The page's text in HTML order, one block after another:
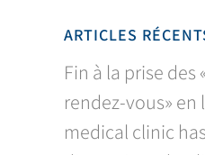
ARTICLES
Fin à la prise des
rendez-vous»
medical clinic has